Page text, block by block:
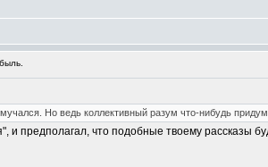
Но ведь коллективный разум что-нибудь
предполагал, что подобные твоему рассказы